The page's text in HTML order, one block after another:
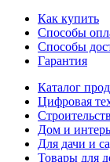
Как купить
Способы
Способы
Гарантия
Каталог
Цифровая
Дом и
Для дачи и
Товары для